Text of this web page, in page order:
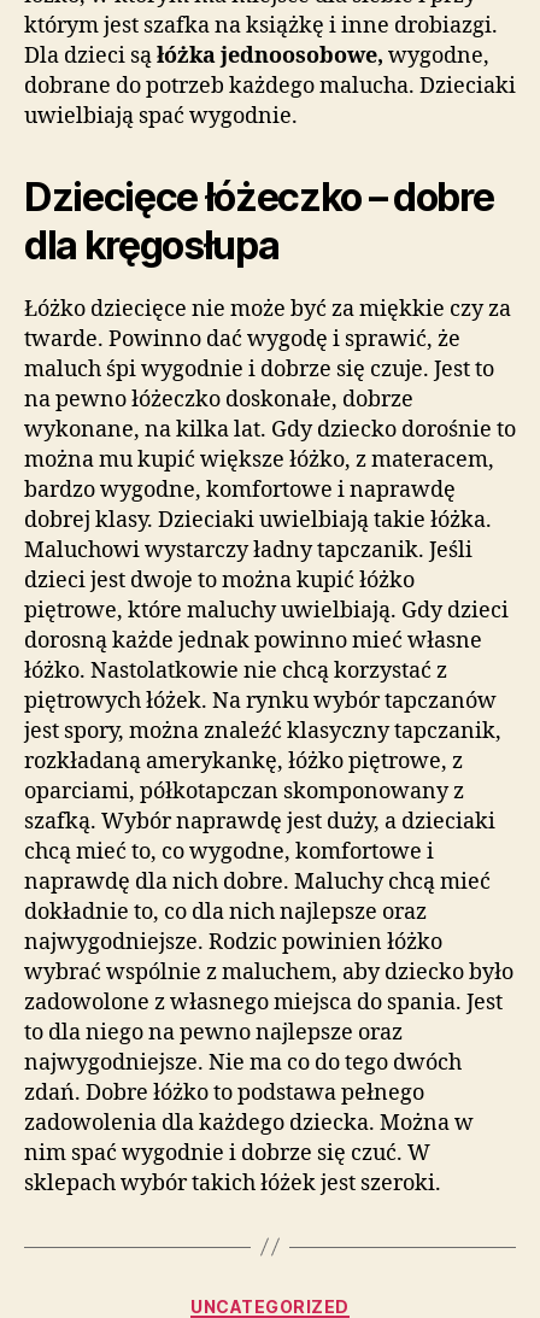
którym jest szafka na książkę i inne drobiazgi.
Dla dzieci sąłóżka jednoosobowe, wygodne,
dobrane do potrzeb każdego malucha. Dzieciaki
uwielbiają spać wygodnie.
Dziecięce łóżeczko – dobre
dla kręgosłupa
Łóżko dziecięce nie może być za miękkie czy za
twarde. Powinno dać wygodę i sprawić, że
maluch śpi wygodnie i dobrze się czuje. Jest to
na pewno łóżeczko doskonałe, dobrze
wykonane, na kilka lat. Gdy dziecko dorośnie to
można mu kupić większe łóżko, z materacem,
bardzo wygodne, komfortowe i naprawdę
dobrej klasy. Dzieciaki uwielbiają takie łóżka.
Maluchowi wystarczy ładny tapczanik. Jeśli
dzieci jest dwoje to można kupić łóżko
piętrowe, które maluchy uwielbiają. Gdy dzieci
dorosną każde jednak powinno mieć własne
łóżko. Nastolatkowie nie chcą korzystać z
piętrowych łóżek. Na rynku wybór tapczanów
jest spory, można znaleźć klasyczny tapczanik,
rozkładaną amerykankę, łóżko piętrowe, z
oparciami, półkotapczan skomponowany z
szafką. Wybór naprawdę jest duży, a dzieciaki
chcą mieć to, co wygodne, komfortowe i
naprawdę dla nich dobre. Maluchy chcą mieć
dokładnie to, co dla nich najlepsze oraz
najwygodniejsze. Rodzic powinien łóżko
wybrać wspólnie z maluchem, aby dziecko było
zadowolone z własnego miejsca do spania. Jest
to dla niego na pewno najlepsze oraz
najwygodniejsze. Nie ma co do tego dwóch
zdań. Dobre łóżko to podstawa pełnego
zadowolenia dla każdego dziecka. Można w
nim spać wygodnie i dobrze się czuć. W
sklepach wybór takich łóżek jest szeroki.
Kategorie
UNCATEGORIZED